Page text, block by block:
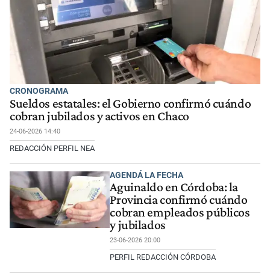
CRONOGRAMA
Sueldos estatales: el Gobierno confirmó cuándo
cobran jubilados y activos en Chaco
24-06-2026 14:40
REDACCIÓN PERFIL NEA
AGENDÁ LA FECHA
Aguinaldo en Córdoba: la
Provincia confirmó cuándo
cobran empleados públicos
y jubilados
23-06-2026 20:00
PERFIL REDACCIÓN CÓRDOBA